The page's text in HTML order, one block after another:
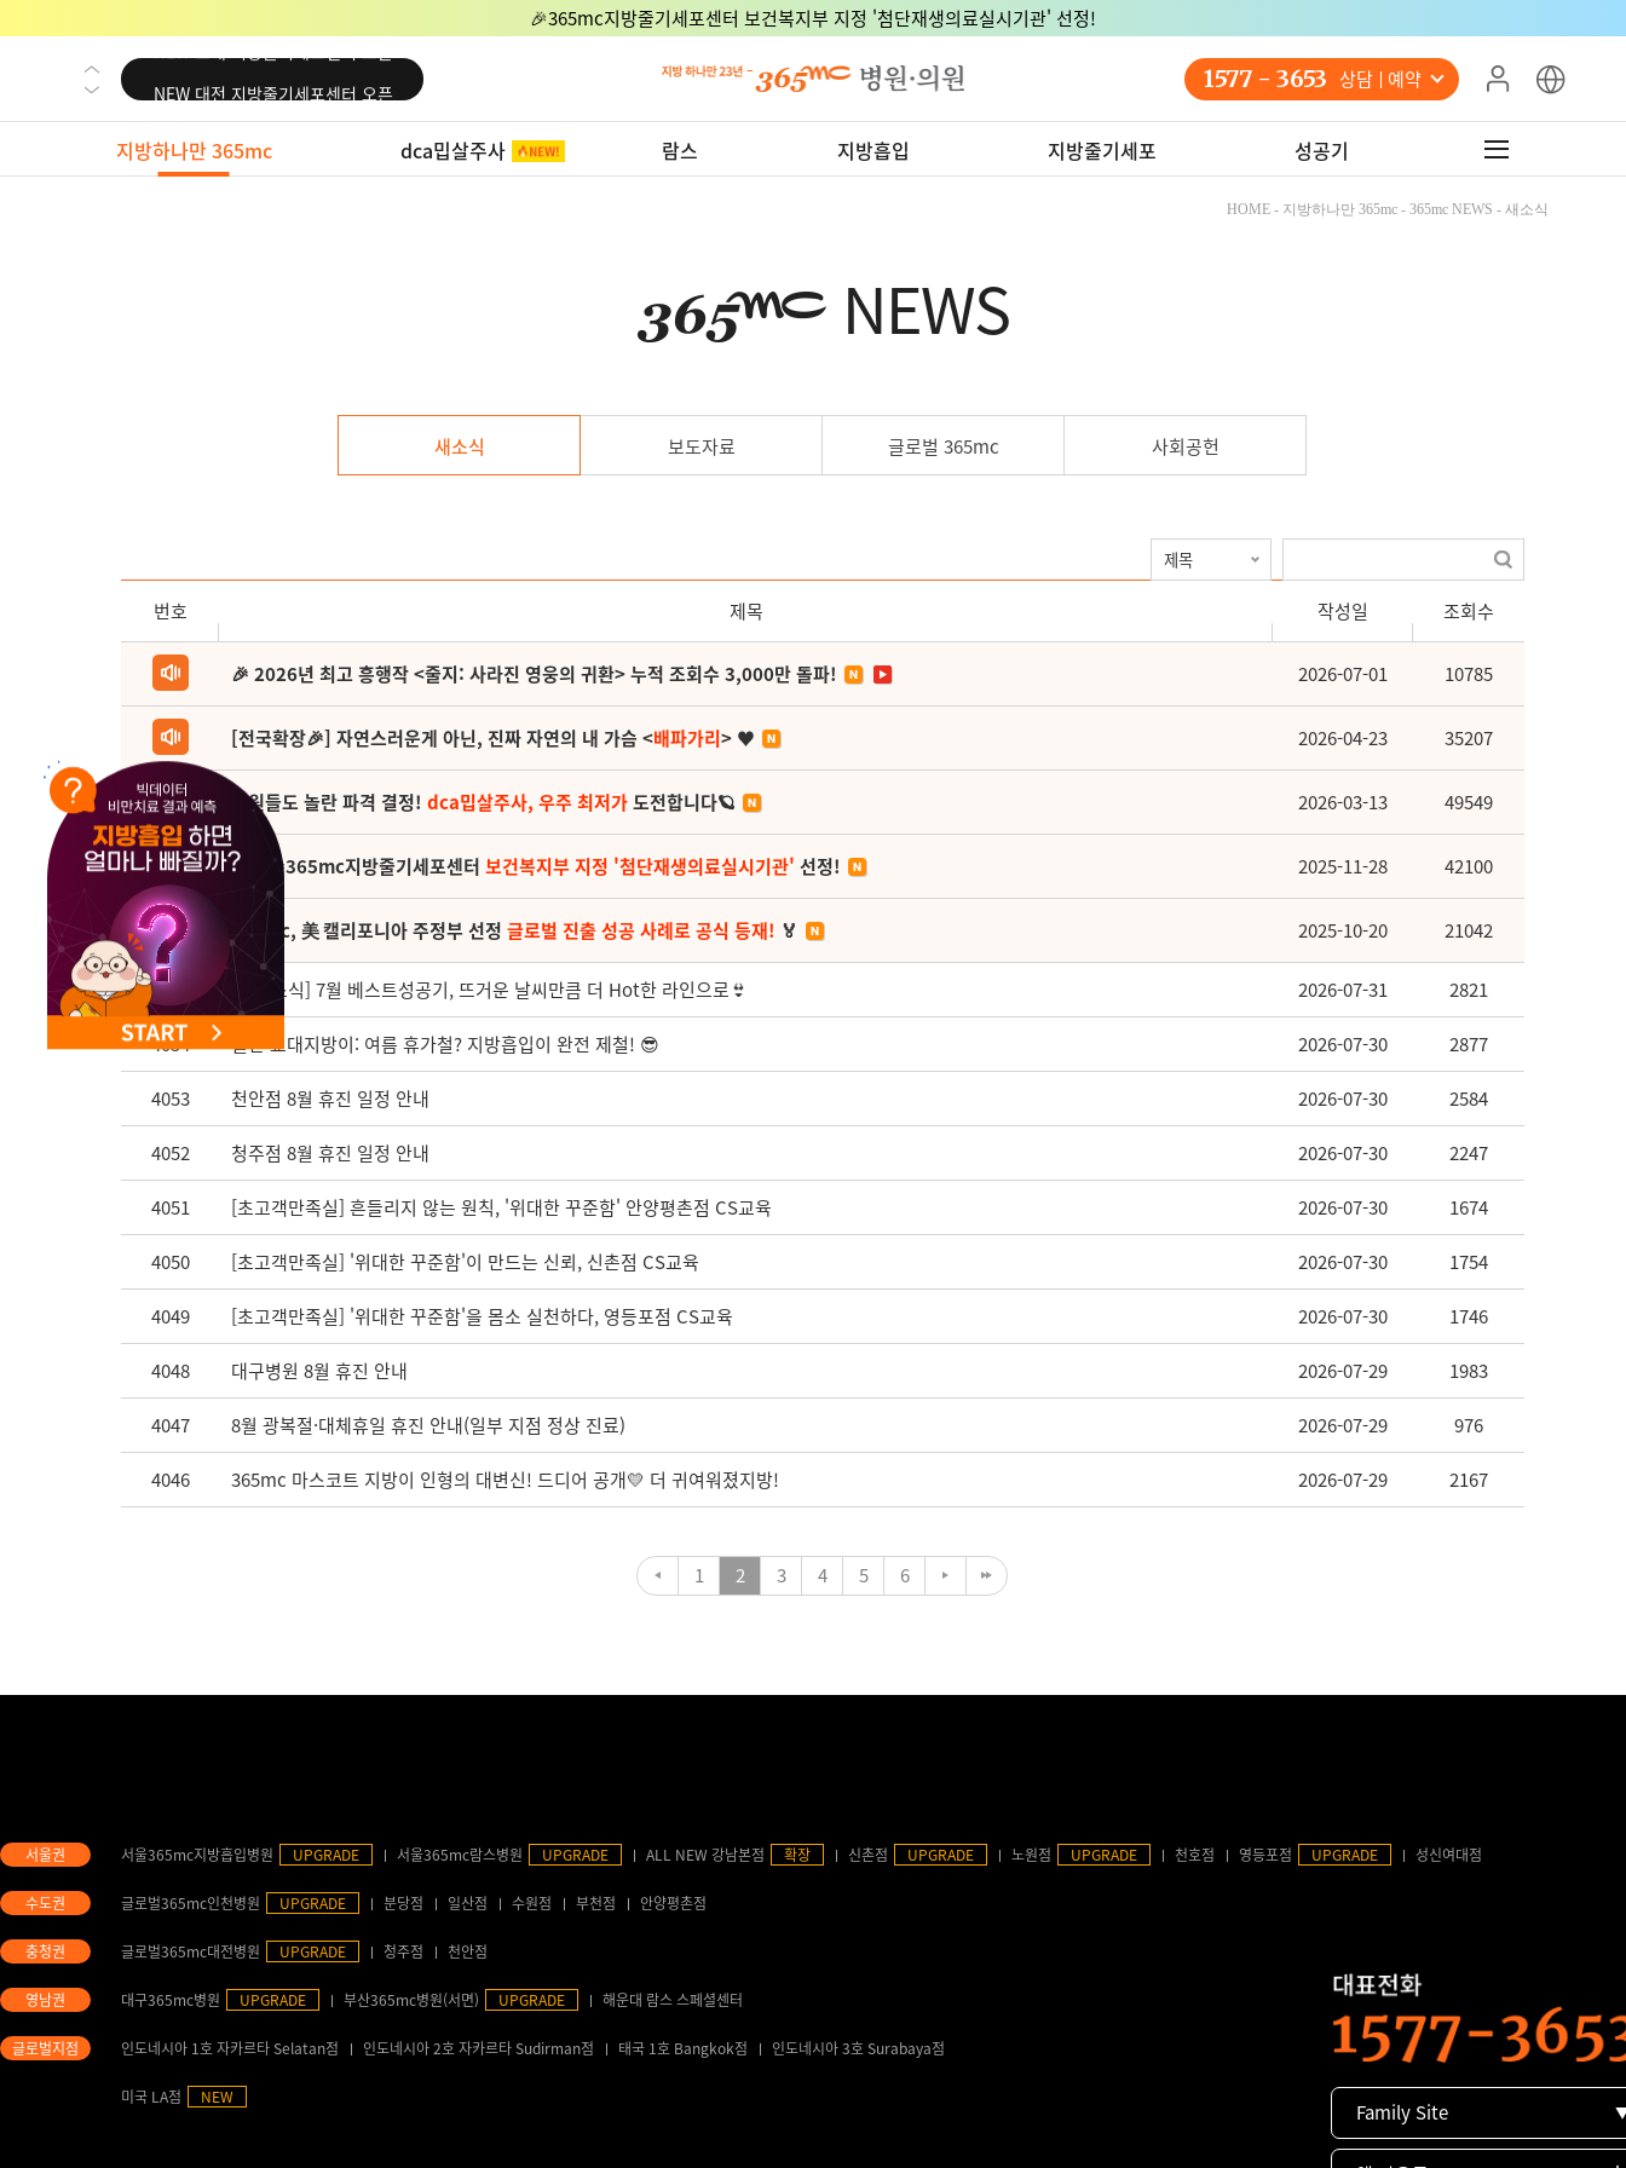
🎉365mc지방줄기세포센터 보건복지부 지정 '첨단재생의료실시기관' 선정!
NEW 교대 지방줄기세포센터 오픈
NEW 노원 지방줄기세포센터 오픈
NEW 미국 LA점 오픈
NEW 미국 LA점 오픈
1577 - 3653 상담 예약
지방하나만 365mc dca밉살주사 람스 지방흡입 지방줄기세포 성공기
HOME - 지방하나만 365mc - 365mc NEWS - 새소식
NEWS
새소식 보도자료 글로벌 365mc 사회공헌
번호 제목 작성일 조회수
🎉 2026년 최고 흥행작 <줄지: 사라진 영웅의 귀환> 누적 조회수 3,000만 돌파! 2026-07-01 10785
[전국확장🎉] 자연스러운게 아닌, 진짜 자연의 내 가슴 <배파가리> ♥ 2026-04-23 35207
직원들도 놀란 파격 결정! dca밉살주사, 우주 최저가도전합니다🪐 2026-03-13 49549
(축) 🎉365mc지방줄기세포센터 보건복지부 지정 '첨단재생의료실시기관' 선정! 2025-11-28 42100
365mc, 美 캘리포니아 주정부 선정 글로벌 진출 성공 사례로 공식 등재! 🏅 2025-10-20 21042
4055 [월간소식] 7월 베스트성공기, 뜨거운 날씨만큼 더 Hot한 라인으로👙 2026-07-31 2821
4054 월간 교대지방이: 여름 휴가철? 지방흡입이 완전 제철! 😎 2026-07-30 2877
4053 천안점 8월 휴진 일정 안내 2026-07-30 2584
4052 청주점 8월 휴진 일정 안내 2026-07-30 2247
4051 [초고객만족실] 흔들리지 않는 원칙, '위대한 꾸준함' 안양평촌점 CS교육 2026-07-30 1674
4050 [초고객만족실] '위대한 꾸준함'이 만드는 신뢰, 신촌점 CS교육 2026-07-30 1754
4049 [초고객만족실] '위대한 꾸준함'을 몸소 실천하다, 영등포점 CS교육 2026-07-30 1746
4048 대구병원 8월 휴진 안내 2026-07-29 1983
4047 8월 광복절·대체휴일 휴진 안내(일부 지점 정상 진료) 2026-07-29 976
4046 365mc 마스코트 지방이 인형의 대변신! 드디어 공개💛 더 귀여워졌지방! 2026-07-29 2167
1 2 3 4 5 6
서울365mc지방흡입병원 UPGRADE 서울365mc람스병원 UPGRADE ALL NEW 강남본점 확장 신촌점 UPGRADE 노원점 UPGRADE 천호점 영등포점 UPGRADE 성신여대점
글로벌365mc인천병원 UPGRADE 분당점 일산점 수원점 부천점 안양평촌점
글로벌365mc대전병원 UPGRADE 청주점 천안점
대구365mc병원 UPGRADE 부산365mc병원(서면) UPGRADE 해운대 람스 스페셜센터
인도네시아 1호 자카르타 Selatan점 인도네시아 2호 자카르타 Sudirman점 태국 1호 Bangkok점 인도네시아 3호 Surabaya점
미국 LA점 NEW
Family Site